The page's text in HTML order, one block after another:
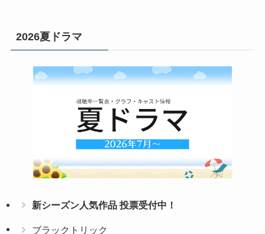
2026夏ドラマ
新シーズン人気作品 投票受付中！
ブラックトリック